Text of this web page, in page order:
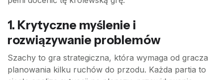
1. Krytyczne myślenie i
rozwiązywanie problemów
Szachy to gra strategiczna, która wymaga od gracza
planowania kilku ruchów do przodu. Każda partia to